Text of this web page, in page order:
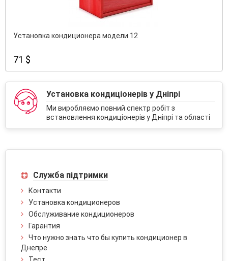
Установка кондиционера модели 12
71 $
Установка кондиціонерів у Дніпрі
Ми виробляємо повний спектр робіт з
встановлення кондиціонерів у Дніпрі та області
Служба підтримки
Контакти
Установка кондиционеров
Обслуживание кондиционеров
Гарантия
Что нужно знать что бы купить кондиционер в
Днепре
Тест